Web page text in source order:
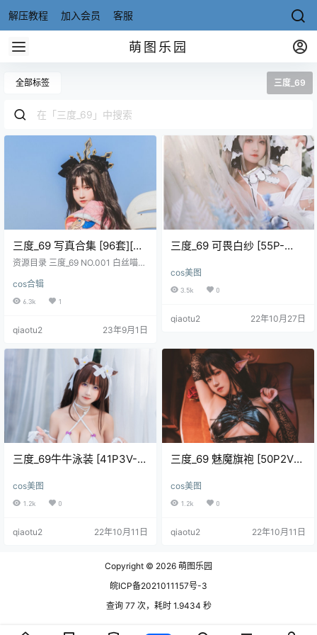
解压教程 加入会员 客服
萌图乐园
全部标签 三度_69
三度_69 写真合集 [96套][持
续更新]
资源目录 三度_69 NO.001 白丝喵
法 [19P-193MB] 三度_69 NO.003
碧蓝航线 可畏 [42P-259MB] 三度_
P2V-335MB] .
cos合辑
6.3k 1
qiaotu2 23年9月1日
三度_69 可畏白纱 [55P-
cos美图
3.5k 0
qiaotu2 22年10月27日
三度_69牛牛泳装 [41P3V-
cos美图
1.2k 0
qiaotu2 22年10月11日
三度_69 魅魔旗袍 [50P2V-
cos美图
1.2k 0
qiaotu2 22年10月11日
Copyright © 2026 萌图乐园
皖ICP备2021011157号-3
查询 77 次，耗时 1.9434 秒